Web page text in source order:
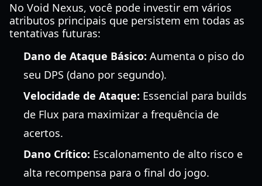
No Void Nexus, você pode investir em vários
atributos principais que persistem em todas as
tentativas futuras:
Dano de Ataque Básico: Aumenta o piso do
seu DPS (dano por segundo).
Velocidade de Ataque: Essencial para builds
de Flux para maximizar a frequência de
acertos.
Dano Crítico: Escalonamento de alto risco e
alta recompensa para o final do jogo.